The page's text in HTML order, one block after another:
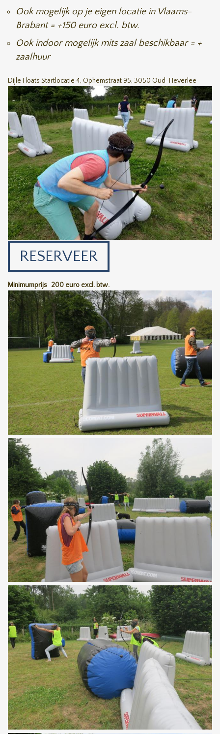
Ook mogelijk op je eigen locatie in Vlaams-
Brabant = +150 euro excl. btw.
Ook indoor mogelijk mits zaal beschikbaar = +
zaalhuur
Dijle Floats Startlocatie 4, Ophemstraat 95, 3050 Oud-Heverlee
RESERVEER
Minimumprijs 200 euro excl. btw.